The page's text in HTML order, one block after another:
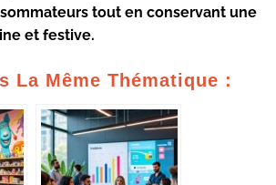
tout en conservant une
et festive.
La Même Thématique :